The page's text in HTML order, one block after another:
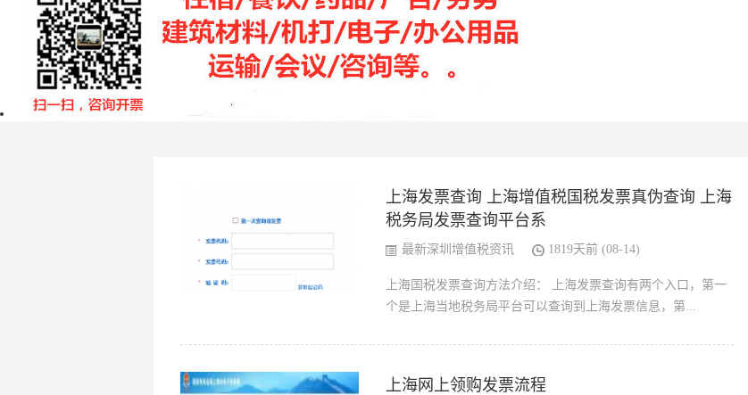
上海发票查询 上海增值税国税发票真伪查询 上海
税务局发票查询平台系
最新深圳增值税资讯 1819天前 (08-14)
上海国税发票查询方法介绍： 上海发票查询有两个入口，第一
个是上海当地税务局平台可以查询到上海发票信息，第...
上海网上领购发票流程